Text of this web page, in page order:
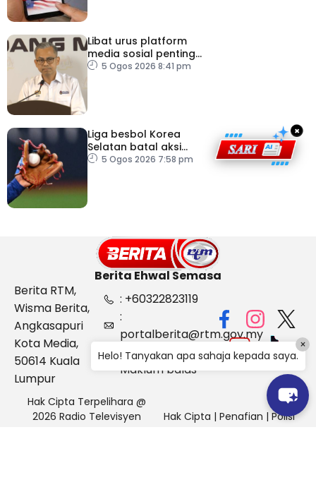
Libat urus platform
media sosial penting
bendung perbuatan
5 Ogos 2026 8:41 pm
Liga besbol Korea
Selatan batal aksi
susulan gelombang haba
5 Ogos 2026 7:58 pm
×
Berita Ehwal Semasa
Berita RTM,
Wisma Berita,
Angkasapuri
Kota Media,
50614 Kuala
Lumpur
: +60322823119
:
portalberita@rtm.gov.my
: Aduan &
Maklum balas
Hak Cipta Terpelihara @
2026 Radio Televisyen
Hak Cipta | Penafian | Polisi
Helo! Tanyakan apa sahaja kepada saya.
×